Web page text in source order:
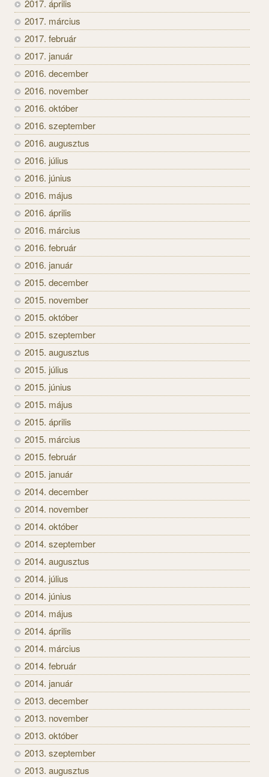
2017. április
2017. március
2017. február
2017. január
2016. december
2016. november
2016. október
2016. szeptember
2016. augusztus
2016. július
2016. június
2016. május
2016. április
2016. március
2016. február
2016. január
2015. december
2015. november
2015. október
2015. szeptember
2015. augusztus
2015. július
2015. június
2015. május
2015. április
2015. március
2015. február
2015. január
2014. december
2014. november
2014. október
2014. szeptember
2014. augusztus
2014. július
2014. június
2014. május
2014. április
2014. március
2014. február
2014. január
2013. december
2013. november
2013. október
2013. szeptember
2013. augusztus